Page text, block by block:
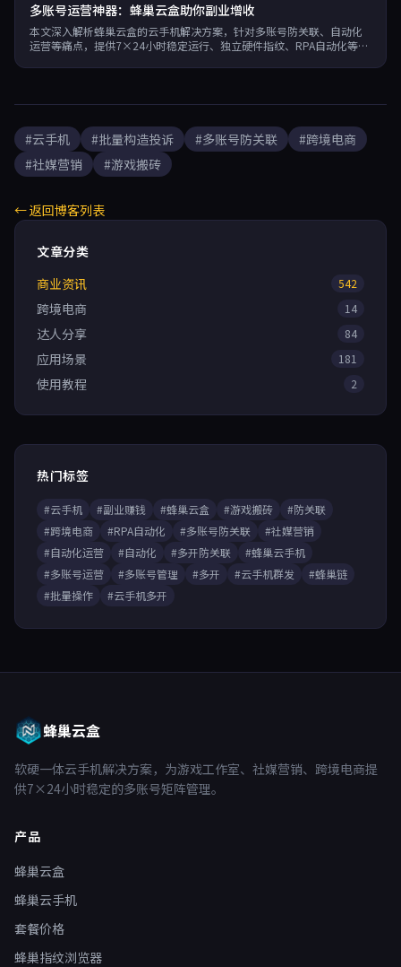
多账号运营神器：蜂巢云盒助你副业增收
本文深入解析蜂巢云盒的云手机解决方案，针对多账号防关联、自动化
运营等痛点，提供7×24小时稳定运行、独立硬件指纹、RPA自动化等核
#云手机 #批量构造投诉 #多账号防关联
#跨境电商
#社媒营销
#游戏搬砖
← 返回博客列表
文章分类
商业资讯
542
跨境电商 14
达人分享 84
应用场景 181
使用教程 2
热门标签
#云手机 #副业赚钱 #蜂巢云盒 #游戏搬砖
#防关联
#跨境电商
#RPA自动化 #多账号防关联
#社媒营销
#自动化运营
#自动化 #多开防关联
#蜂巢云手机
#多账号运营
#多账号管理 #多开 #云手机群发
#蜂巢链
#批量操作
#云手机多开
蜂巢云盒
软硬一体云手机解决方案，为游戏工作室、社媒营销、跨境电商提
供7×24小时稳定的多账号矩阵管理。
产品
蜂巢云盒
蜂巢云手机
套餐价格
蜂巢指纹浏览器